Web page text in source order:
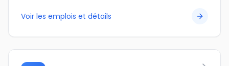
Voir les emplois et détails